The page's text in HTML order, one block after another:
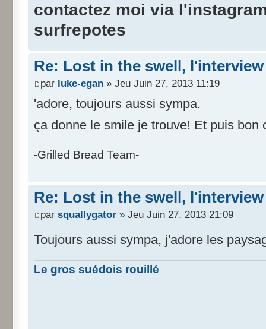
contactez moi via
surfrepotes
Re: Lost in the swell, l'interview
par luke-egan » Jeu Juin 27, 2013 11:19
'adore, toujours aussi sympa.
ça donne le smile je trouve! Et puis
-Grilled Bread Team-
Re: Lost in the swell, l'interview
par squallygator » Jeu Juin 27, 2013 21:09
Toujours aussi sympa, j'adore les
Le gros suédois rouillé